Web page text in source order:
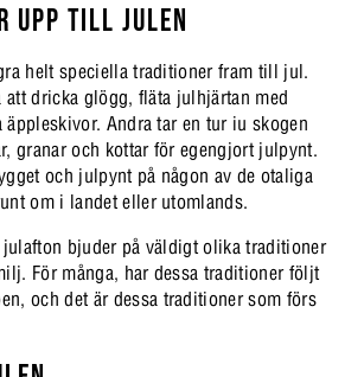
UPP TILL JULEN
helt speciella traditioner fram till jul.
att dricka glögg, fläta julhjärtan med
Andra tar en tur iu skogen
granar och kottar för egengjort julpynt.
och julpynt på någon av de otaliga
om i landet eller utomlands.
bjuder på väldigt olika traditioner
För många, har dessa traditioner följt
och det är dessa traditioner som förs